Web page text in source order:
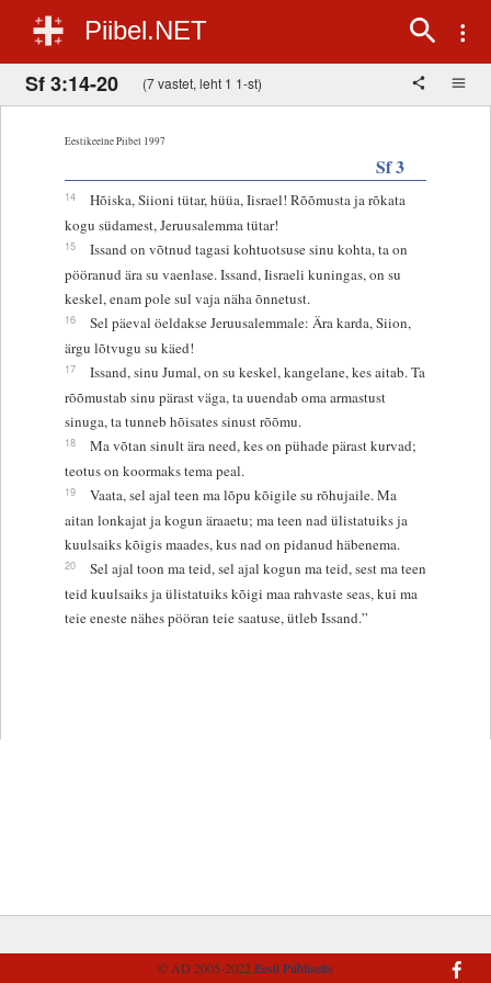
Piibel.NET
Sf 3:14-20 (7 vastet, leht 1 1-st)
Eestikeelne Piibel 1997
Sf 3
14
Hõiska, Siioni tütar, hüüa, Iisrael! Rõõmusta ja rõkata
kogu südamest, Jeruusalemma tütar!
15
Issand on võtnud tagasi kohtuotsuse sinu kohta, ta on
pööranud ära su vaenlase. Issand, Iisraeli kuningas, on su
keskel, enam pole sul vaja näha õnnetust.
16
Sel päeval öeldakse Jeruusalemmale: Ära karda, Siion,
ärgu lõtvugu su käed!
17
Issand, sinu Jumal, on su keskel, kangelane, kes aitab. Ta
rõõmustab sinu pärast väga, ta uuendab oma armastust
sinuga, ta tunneb hõisates sinust rõõmu.
18
Ma võtan sinult ära need, kes on pühade pärast kurvad;
teotus on koormaks tema peal.
19
Vaata, sel ajal teen ma lõpu kõigile su rõhujaile. Ma
aitan lonkajat ja kogun äraaetu; ma teen nad ülistatuiks ja
kuulsaiks kõigis maades, kus nad on pidanud häbenema.
20
Sel ajal toon ma teid, sel ajal kogun ma teid, sest ma teen
teid kuulsaiks ja ülistatuiks kõigi maa rahvaste seas, kui ma
teie eneste nähes pööran teie saatuse, ütleb Issand.”
© AD 2005-2022Eesti Piibliselts